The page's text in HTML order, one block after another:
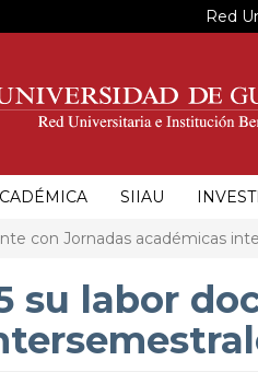
Red
SIIAU
con Jornadas académicas
su labor